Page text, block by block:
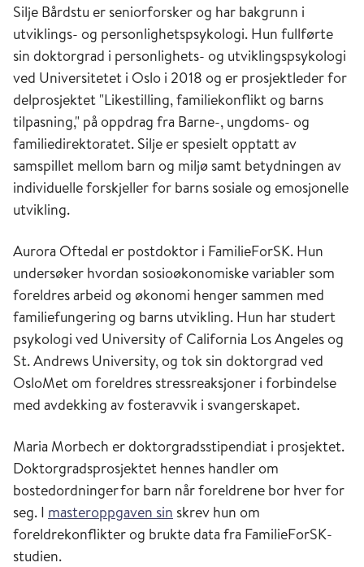
Silje Bårdstu er seniorforsker og har bakgrunn i
utviklings- og personlighetspsykologi. Hun fullførte
sin doktorgrad i personlighets- og utviklingspsykologi
ved Universitetet i Oslo i 2018 og er prosjektleder for
delprosjektet "Likestilling, familiekonflikt og barns
tilpasning," på oppdrag fra Barne-, ungdoms- og
familiedirektoratet. Silje er spesielt opptatt av
samspillet mellom barn og miljø samt betydningen av
individuelle forskjeller for barns sosiale og emosjonelle
utvikling.
Aurora Oftedal er postdoktor i FamilieForSK. Hun
undersøker hvordan sosioøkonomiske variabler som
foreldres arbeid og økonomi henger sammen med
familiefungering og barns utvikling. Hun har studert
psykologi ved University of California Los Angeles og
St. Andrews University, og tok sin doktorgrad ved
OsloMet om foreldres stressreaksjoner i forbindelse
med avdekking av fosteravvik i svangerskapet.
Maria Morbech er doktorgradsstipendiat i prosjektet.
Doktorgradsprosjektet hennes handler om
bostedordninger for barn når foreldrene bor hver for
seg. I masteroppgaven sin skrev hun om
foreldrekonflikter og brukte data fra FamilieForSK-
studien.